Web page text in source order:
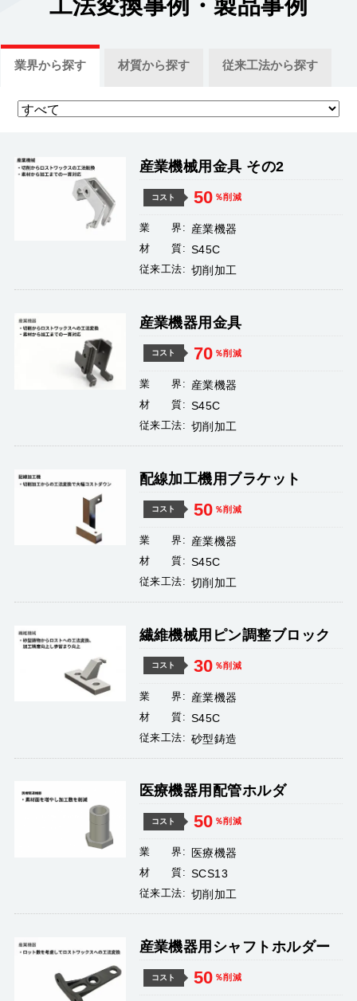
工法変換事例 ・製品事例
業界から探す 材質から探す 従来工法から探す
産業機械用金具 その2
コスト 50 ％削減
業 界: 産業機器
材 質: S45C
従来工法: 切削加工
産業機器用金具
コスト 70 ％削減
業 界: 産業機器
材 質: S45C
従来工法: 切削加工
配線加工機用ブラケット
コスト 50 ％削減
業 界: 産業機器
材 質: S45C
従来工法: 切削加工
繊維機械用ピン調整ブロック
コスト 30 ％削減
業 界: 産業機器
材 質: S45C
従来工法: 砂型鋳造
医療機器用配管ホルダ
コスト 50 ％削減
業 界: 医療機器
材 質: SCS13
従来工法: 切削加工
産業機器用シャフトホルダー
コスト 50 ％削減